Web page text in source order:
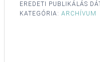
EREDETI PUBLIKÁLÁS
KATEGÓRIA: ARCHÍVUM